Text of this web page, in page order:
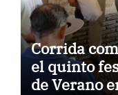
Corrida
el quinto
de Verano